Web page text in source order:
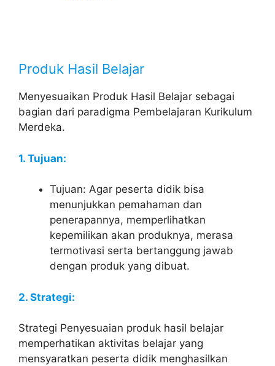
Produk Hasil Belajar
Menyesuaikan Produk Hasil Belajar sebagai
bagian dari paradigma Pembelajaran Kurikulum
Merdeka.
1. Tujuan:
Tujuan: Agar peserta didik bisa
menunjukkan pemahaman dan
penerapannya, memperlihatkan
kepemilikan akan produknya, merasa
termotivasi serta bertanggung jawab
dengan produk yang dibuat.
2. Strategi:
Strategi Penyesuaian produk hasil belajar
memperhatikan aktivitas belajar yang
mensyaratkan peserta didik menghasilkan